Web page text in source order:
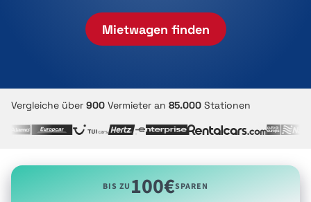
Mietwagen finden
Vergleiche über 900 Vermieter an 85.000 Stationen
BIS ZU100€SPAREN